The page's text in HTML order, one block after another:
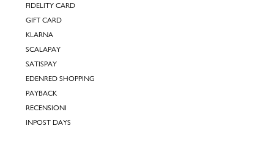
FIDELITY CARD
GIFT CARD
KLARNA
SCALAPAY
SATISPAY
EDENRED SHOPPING
PAYBACK
RECENSIONI
INPOST DAYS